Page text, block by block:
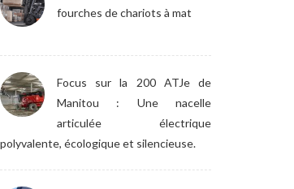
fourches de chariots à mat
Focus sur la 200 ATJe de
Manitou : Une nacelle
articulée électrique
polyvalente, écologique et silencieuse.